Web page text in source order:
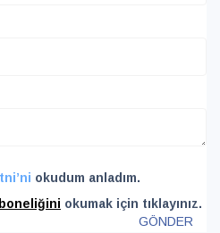
okudum anladım.
okumak için tıklayınız.
GÖNDER